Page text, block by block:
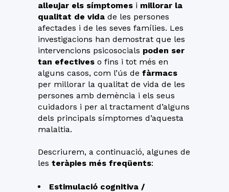
alleujar els símptomes i millorar la
qualitat de vida de les persones
afectades i de les seves famílies. Les
investigacions han demostrat que les
intervencions psicosocials poden ser
tan efectives o fins i tot més en
alguns casos, com l’ús de fàrmacs
per millorar la qualitat de vida de les
persones amb demència i els seus
cuidadors i per al tractament d’alguns
dels principals símptomes d’aquesta
malaltia.
Descriurem, a continuació, algunes de
les teràpies més freqüents:
Estimulació cognitiva /